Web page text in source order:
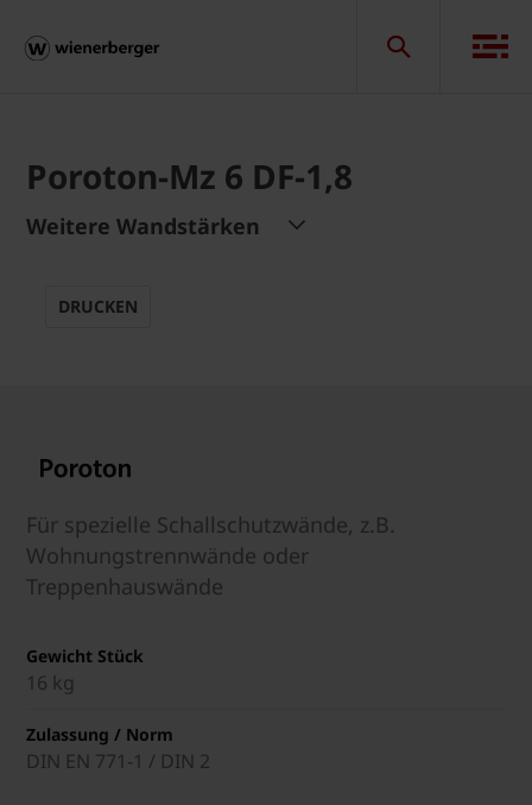
Poroton-Mz 6 DF-1,8
Weitere Wandstärken
DRUCKEN
Für spezielle Schallschutzwände, z.B.
Wohnungstrennwände oder
Treppenhauswände
Gewicht Stück
16 kg
Zulassung / Norm
DIN EN 771-1 / DIN 2